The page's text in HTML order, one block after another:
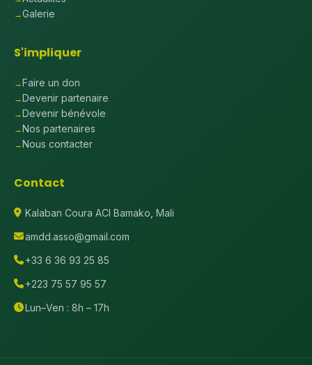
Galerie
S'impliquer
Faire un don
Devenir partenaire
Devenir bénévole
Nos partenaires
Nous contacter
Contact
Kalaban Coura ACI Bamako, Mali
amdd.asso@gmail.com
+33 6 36 93 25 85
+223 75 57 95 57
Lun–Ven : 8h – 17h